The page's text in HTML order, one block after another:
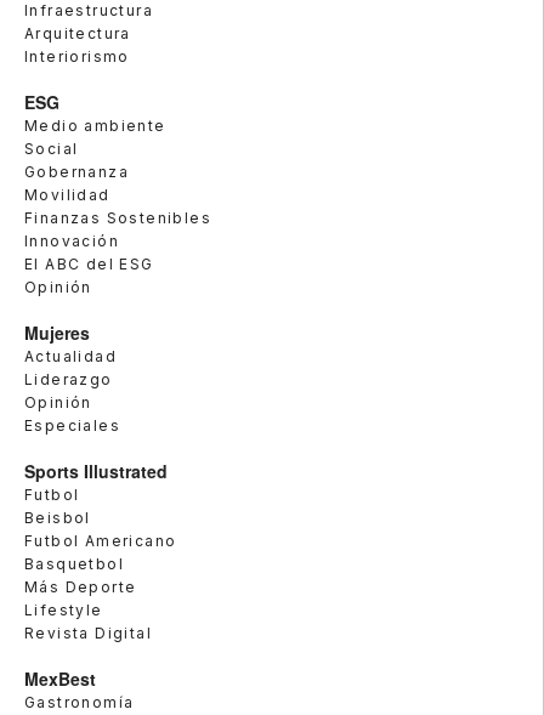
Infraestructura
Arquitectura
Interiorismo
ESG
Medio ambiente
Social
Gobernanza
Movilidad
Finanzas Sostenibles
Innovación
El ABC del ESG
Opinión
Mujeres
Actualidad
Liderazgo
Opinión
Especiales
Sports Illustrated
Futbol
Beisbol
Futbol Americano
Basquetbol
Más Deporte
Lifestyle
Revista Digital
MexBest
Gastronomía